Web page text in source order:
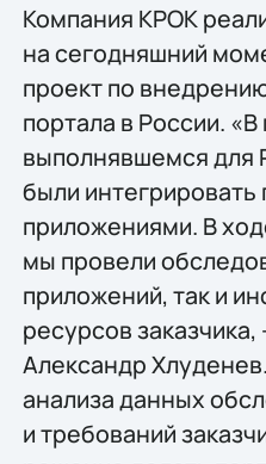
Компания КРОК
на сегодняшний
проект по
портала в России. «В
выполнявшемся
были интегрировать
приложениями. В
мы провели
приложений, так и
ресурсов
Александр
анализа данных
и требований